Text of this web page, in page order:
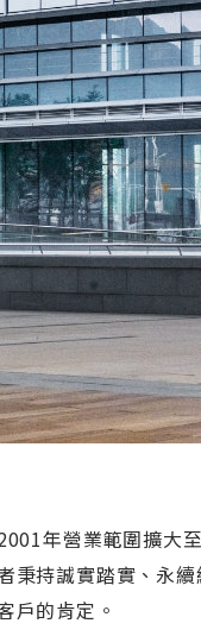
年營業範圍擴大
秉持誠實踏實、永
戶的肯定。